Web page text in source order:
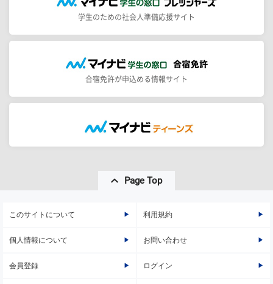
学生のための社会人準備応援サイト
合宿免許が申込める情報サイト
Page Top
このサイトについて 利用規約
個人情報について お問い合わせ
会員登録 ログイン